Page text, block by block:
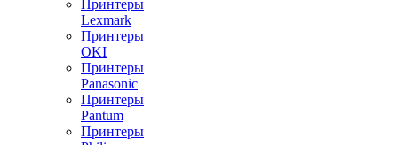
Принтеры
Lexmark
Принтеры
OKI
Принтеры
Panasonic
Принтеры
Pantum
Принтеры